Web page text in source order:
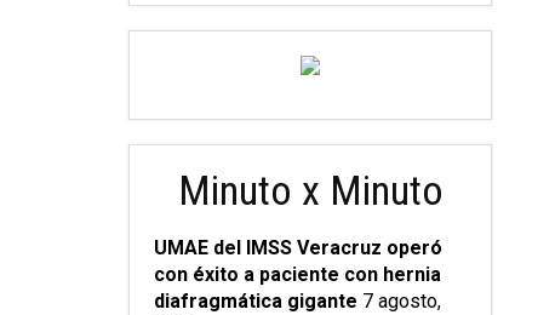
Minuto x Minuto
UMAE del IMSS Veracruz operó
con éxito a paciente con hernia
diafragmática gigante 7 agosto,